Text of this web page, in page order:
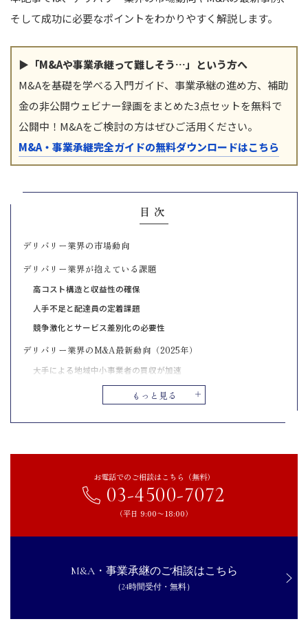
そして成功に必要なポイントをわかりやすく解説します。
▶「M&Aや事業承継って難しそう…」という方へ
M&Aを基礎を学べる入門ガイド、事業承継の進め方、補助
金の非公開ウェビナー録画をまとめた3点セットを無料で
公開中！M&Aをご検討の方はぜひご活用ください。
M&A・事業承継完全ガイドの無料ダウンロードはこちら
目次
もっと見る
デリバリー業界の市場動向
デリバリー業界が抱えている課題
高コスト構造と収益性の確保
人手不足と配達員の定着課題
競争激化とサービス差別化の必要性
デリバリー業界のM&A最新動向（2025年）
大手による地域中小事業者の買収が加速
個人・中小による参入を目的とした買収も増加
業務を支えるITシステムの導入・統合
環境対応・エコ配送の戦略構築
株式会社新出光によるポケットフーズ株式会社のM&A
ヤマエグループホールディングス株式会社による日本ピザハット・
オイシックス・ラ・大地株式会社によるシダックス ホールディング
お電話でのご相談はこちら（無料）
03-4500-7072
（平日 9:00〜18:00）
M&A・事業承継のご相談はこちら
（24時間受付・無料）